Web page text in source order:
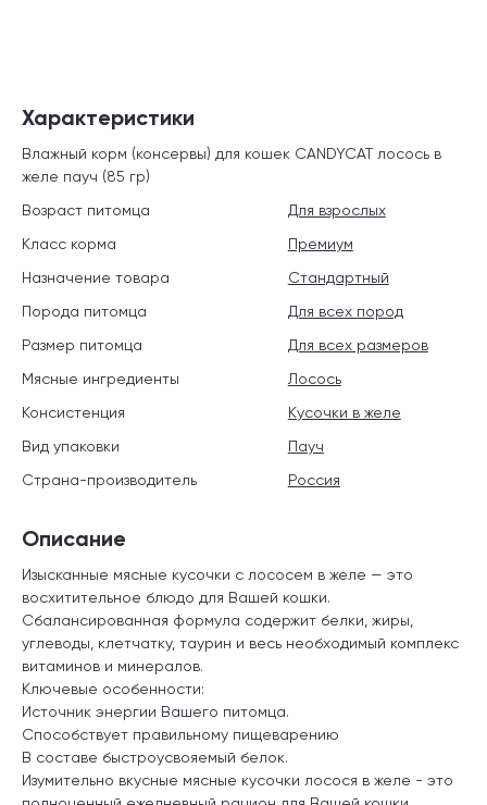
Описание
Изысканные мясные кусочки с лососем в желе — это
восхитительное блюдо для Вашей кошки.
Сбалансированная формула содержит белки, жиры,
углеводы, клетчатку, таурин и весь необходимый комплекс
витаминов и минералов.
Ключевые особенности:
Источник энергии Вашего питомца.
Способствует правильному пищеварению
В составе быстроусвояемый белок.
Изумительно вкусные мясные кусочки лосося в желе - это
Характеристики
Влажный корм (консервы) для кошек CANDYCAT лосось в
желе пауч (85 гр)
Возраст питомца
Для взрослых
Класс корма
Премиум
Назначение товара
Стандартный
Порода питомца
Для всех пород
Размер питомца
Для всех размеров
Мясные ингредиенты
Лосось
Консистенция
Кусочки в желе
Вид упаковки
Пауч
Страна-производитель
Россия